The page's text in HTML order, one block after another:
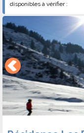
disponibles à vérifier :